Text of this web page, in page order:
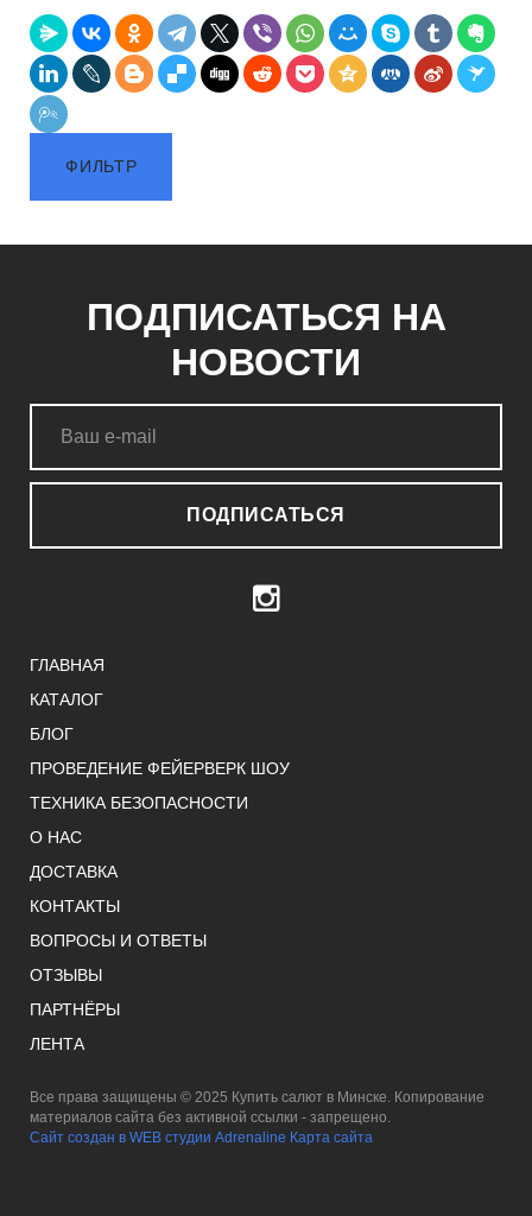
ФИЛЬТР
ПОДПИСАТЬСЯ НА
НОВОСТИ
ПОДПИСАТЬСЯ
ГЛАВНАЯ
КАТАЛОГ
БЛОГ
ПРОВЕДЕНИЕ ФЕЙЕРВЕРК ШОУ
ТЕХНИКА БЕЗОПАСНОСТИ
О НАС
ДОСТАВКА
КОНТАКТЫ
ВОПРОСЫ И ОТВЕТЫ
ОТЗЫВЫ
ПАРТНЁРЫ
ЛЕНТА
Все права защищены © 2025 Купить салют в Минске. Копирование
материалов сайта без активной ссылки - запрещено.
Сайт создан в WEB студии Adrenaline Карта сайта